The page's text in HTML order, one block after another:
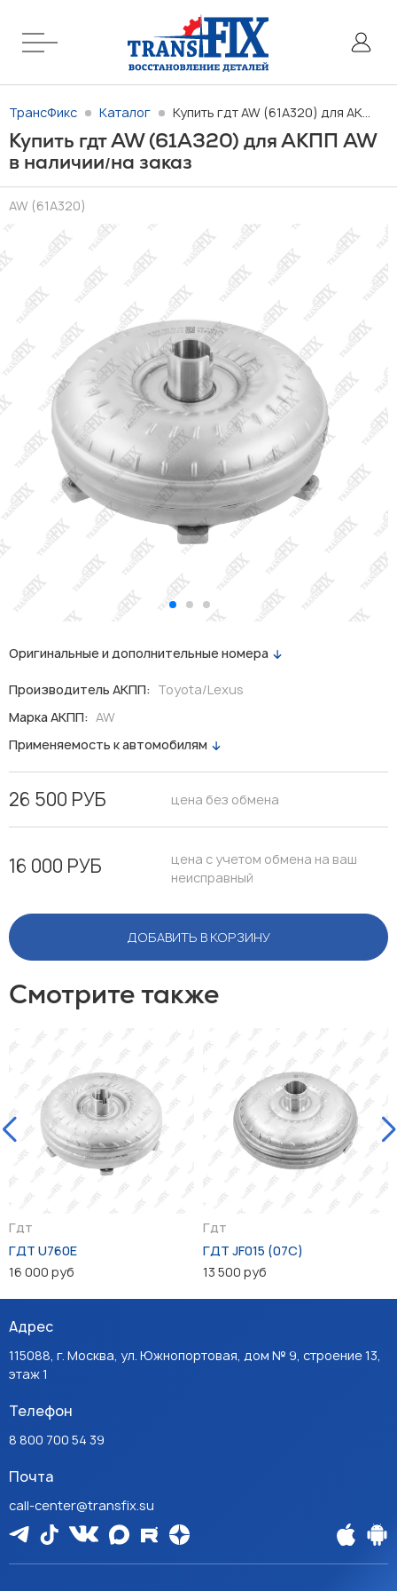
ТрансФикс Каталог Купить гдт AW (61A320) для АКПП AW в наличии/на заказ
Купить гдт AW (61A320) для АКПП AW
в наличии/на заказ
AW (61A320)
Оригинальные и дополнительные номера
Производитель АКПП: Toyota/Lexus
Марка АКПП: AW
Применяемость к автомобилям
26 500 РУБ цена без обмена
16 000 РУБ
цена с учетом обмена на ваш
неисправный
ДОБАВИТЬ В КОРЗИНУ
Смотрите также
Гдт
ГДТ U760E
16 000 руб
Гдт
ГДТ JF015 (07C)
13 500 руб
Адрес
115088, г. Москва, ул. Южнопортовая, дом № 9, строение 13,
этаж 1
Телефон
8 800 700 54 39
Почта
call-center@transfix.su